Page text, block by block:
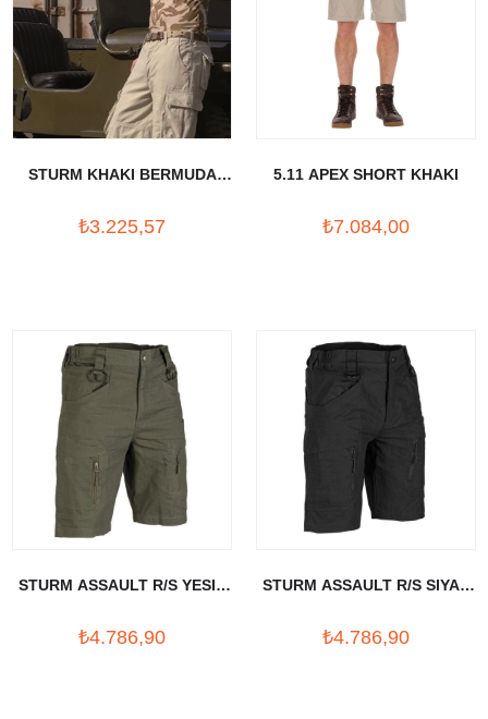
STURM KHAKI BERMUDA
₺3.225,57
5.11 APEX SHORT KHAKI
₺7.084,00
STURM ASSAULT R/S YESIL
₺4.786,90
STURM ASSAULT R/S SIYAH
₺4.786,90